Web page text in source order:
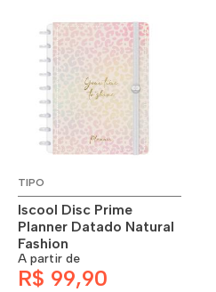
TIPO
Iscool Disc Prime
Planner Datado Natural
Fashion
A partir de
R$ 99,90